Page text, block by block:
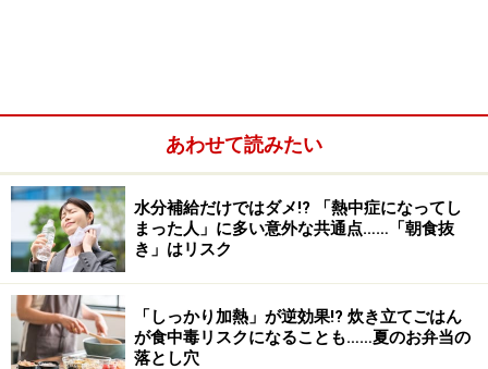
に食べる人」などがあります。「空間の印象評価に及ぼ
すBGM のジャンルと照明の光色の相互作用的影響
あわせて読みたい
水分補給だけではダメ!? 「熱中症になってし
まった人」に多い意外な共通点……「朝食抜
き」はリスク
「しっかり加熱」が逆効果!? 炊き立てごはん
が食中毒リスクになることも……夏のお弁当の
落とし穴